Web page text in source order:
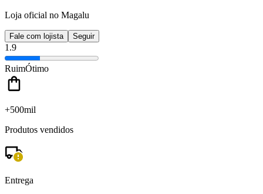
Loja oficial no Magalu
Fale com lojista Seguir
1.9
RuimÓtimo
+500mil
Produtos vendidos
Entrega